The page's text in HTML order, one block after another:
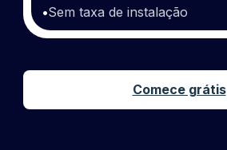
•Sem taxa de instalação
Comece grátis